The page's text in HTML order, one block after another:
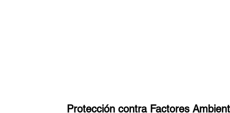
Protección contra Factores